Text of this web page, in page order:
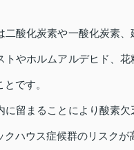
二酸化炭素や一酸化炭素
トやホルムアルデヒド、花
です。
に留まることにより酸素
クハウス症候群のリスクが